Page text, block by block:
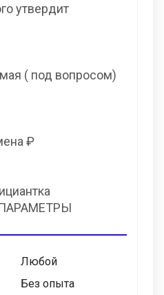
утвердит
( под вопросом)
₽
Любой
Без опыта